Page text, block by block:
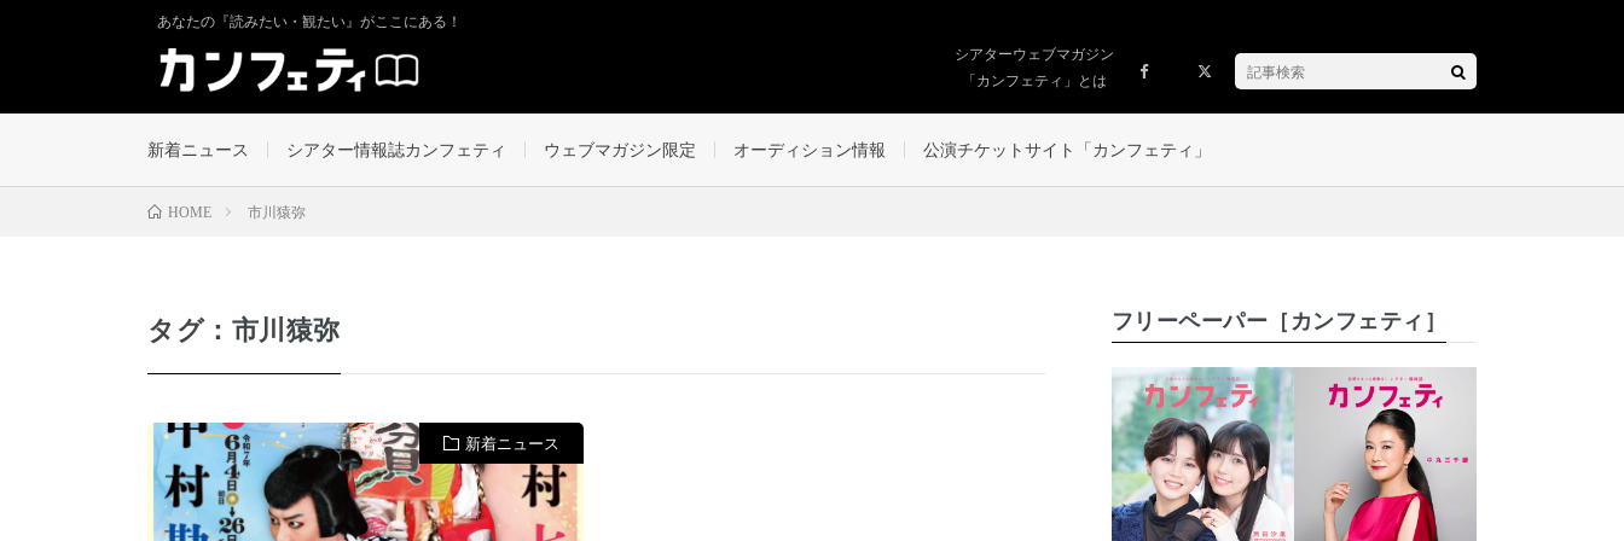
あなたの『読みたい・観たい』がここにある！
シアターウェブマガジン
「カンフェティ」とは
新着ニュース シアター情報誌カンフェティ ウェブマガジン限定 オーディション情報 公演チケットサイト「カンフェティ」
HOME 市川猿弥
タグ：市川猿弥
新着ニュース
フリーペーパー［カンフェティ］